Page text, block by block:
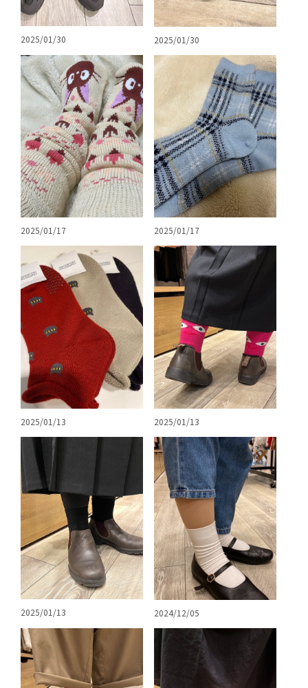
2025/01/30 2025/01/30
2025/01/17 2025/01/17
2025/01/13 2025/01/13
2025/01/13 2024/12/05